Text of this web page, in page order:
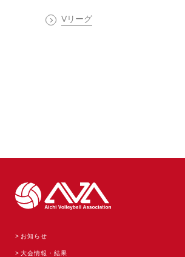
Vリーグ
お知らせ
大会情報・結果